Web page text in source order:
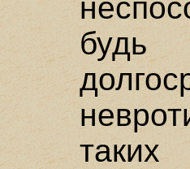
будь